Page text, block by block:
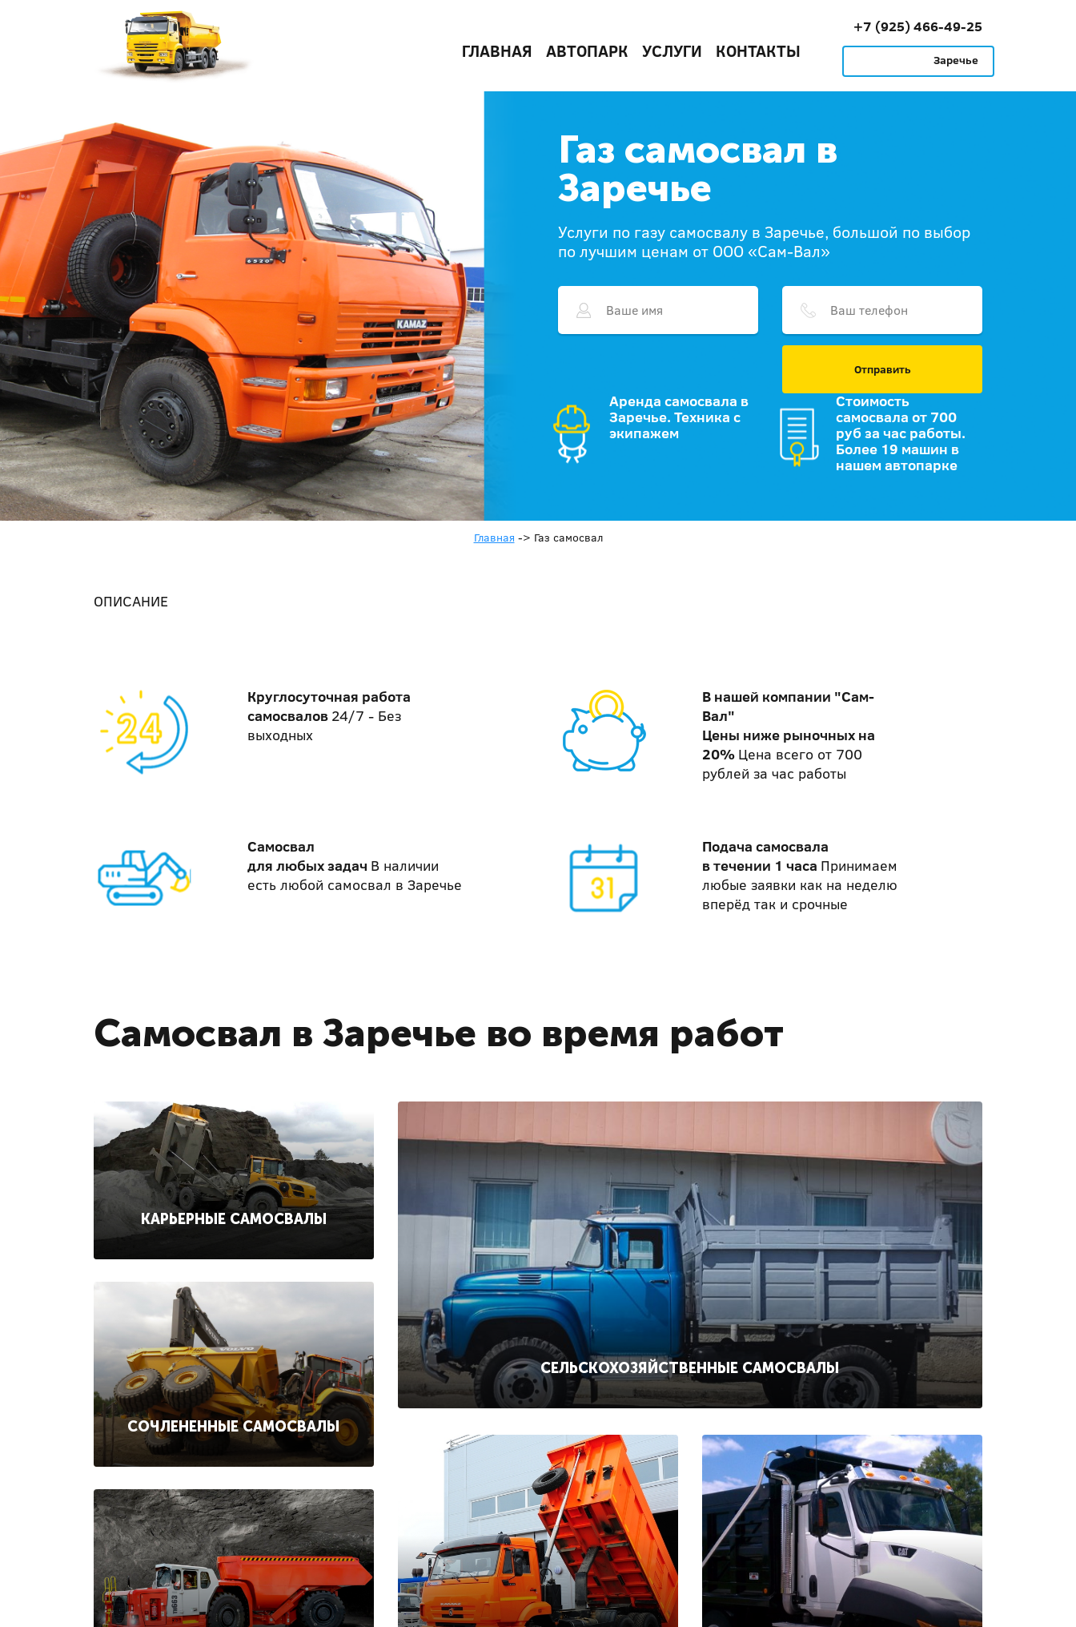
ГЛАВНАЯ АВТОПАРК УСЛУГИ КОНТАКТЫ
+7 (925) 466-49-25
Заречье
Газ самосвал в
Заречье
Услуги по газу самосвалу в Заречье, большой по выбор
по лучшим ценам от ООО «Сам-Вал»
Отправить
Аренда самосвала в
Заречье. Техника с
экипажем
Стоимость
самосвала от 700
руб за час работы.
Более 19 машин в
нашем автопарке
Главная -> Газ самосвал
ОПИСАНИЕ
Круглосуточная работа
самосвалов 24/7 - Без
выходных
В нашей компании "Сам-
Вал"
Цены ниже рыночных на
20% Цена всего от 700
рублей за час работы
Самосвал
для любых задач В наличии
есть любой самосвал в Заречье
Подача самосвала
в течении 1 часа Принимаем
любые заявки как на неделю
вперёд так и срочные
Самосвал в Заречье во время работ
КАРЬЕРНЫЕ САМОСВАЛЫ
СОЧЛЕНЕННЫЕ САМОСВАЛЫ
СЕЛЬСКОХОЗЯЙСТВЕННЫЕ САМОСВАЛЫ